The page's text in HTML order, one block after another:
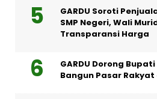
GARDU Soroti
SMP Negeri, Wali
Transparansi Harga
GARDU Dorong
Bangun Pasar